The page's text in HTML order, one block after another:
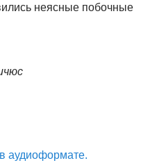
неясные побочные
аудиоформате.